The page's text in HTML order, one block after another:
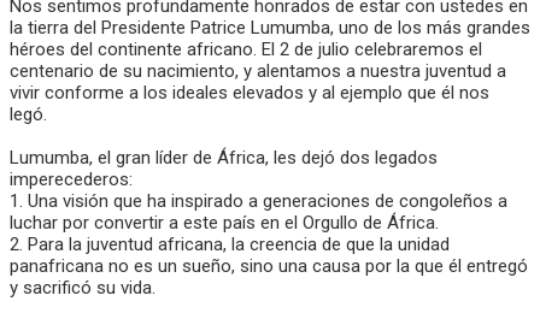
Nos sentimos profundamente honrados de estar con ustedes en
la tierra del Presidente Patrice Lumumba, uno de los más grandes
héroes del continente africano. El 2 de julio celebraremos el
centenario de su nacimiento, y alentamos a nuestra juventud a
vivir conforme a los ideales elevados y al ejemplo que él nos
legó.
Lumumba, el gran líder de África, les dejó dos legados
imperecederos:
1. Una visión que ha inspirado a generaciones de congoleños a
luchar por convertir a este país en el Orgullo de África.
2. Para la juventud africana, la creencia de que la unidad
panafricana no es un sueño, sino una causa por la que él entregó
y sacrificó su vida.